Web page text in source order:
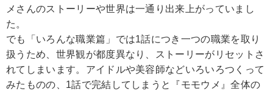
メさんのストーリーや世界は一通り出来上がっていまし
た。
でも「いろんな職業篇」では1話につき一つの職業を取り
扱うため、世界観が都度異なり、ストーリーがリセットさ
れてしまいます。アイドルや美容師などいろいろつくって
みたものの、1話で完結してしまうと『モモウメ』全体の